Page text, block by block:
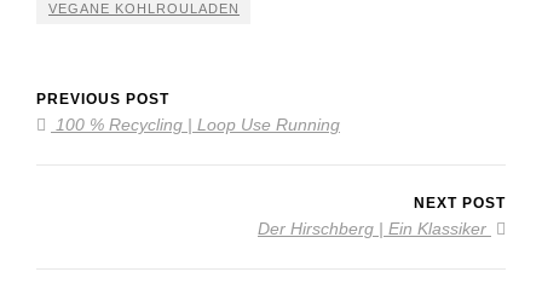
VEGANE KOHLROULADEN
PREVIOUS POST
100 % Recycling | Loop Use Running
NEXT POST
Der Hirschberg | Ein Klassiker